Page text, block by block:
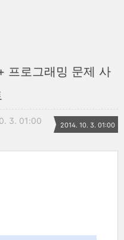
프로그래밍 문제 사
3. 01:00 2014. 10. 3. 01:00